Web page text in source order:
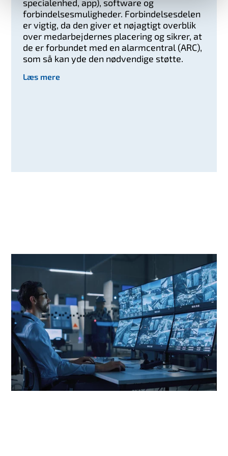
specialenhed, app), software og
forbindelsesmuligheder. Forbindelsesdelen
er vigtig, da den giver et nøjagtigt overblik
over medarbejdernes placering og sikrer, at
de er forbundet med en alarmcentral (ARC),
som så kan yde den nødvendige støtte.
Læs mere